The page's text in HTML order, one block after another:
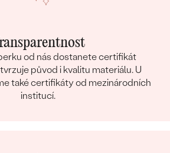
od nás dostanete certifikát
původ i kvalitu materiálu. U
také certifikáty od mezinárodních
institucí.